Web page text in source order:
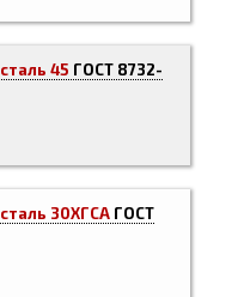
сталь 45 ГОСТ 8732-
сталь 30ХГСА ГОСТ